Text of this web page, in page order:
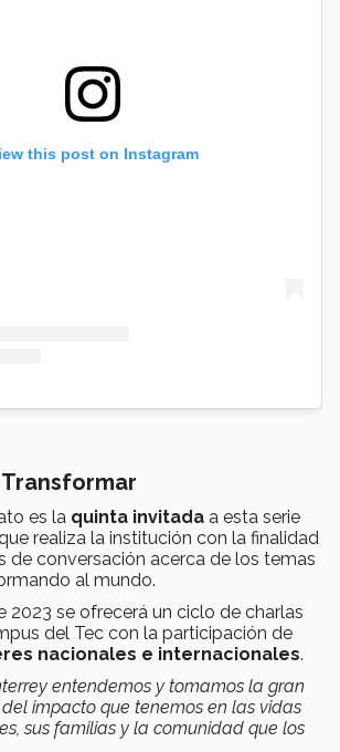
this post on Instagram
es la quinta invitada a esta serie
realiza la institución con la finalidad
de conversación acerca de los temas
al mundo.
2023 se ofrecerá un ciclo de charlas
del Tec con la participación de
nacionales e internacionales.
entendemos y tomamos la gran
del impacto que tenemos en las vidas
sus familias y la comunidad que los